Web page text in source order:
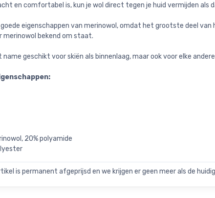
en comfortabel is, kun je wol direct tegen je huid vermijden als
goede eigenschappen van merinowol, omdat het grootste deel
merinowol bekend om staat.
name geschikt voor skiën als binnenlaag, maar ook voor elke
20% polyamide
is permanent afgeprijsd en we krijgen er geen meer als de